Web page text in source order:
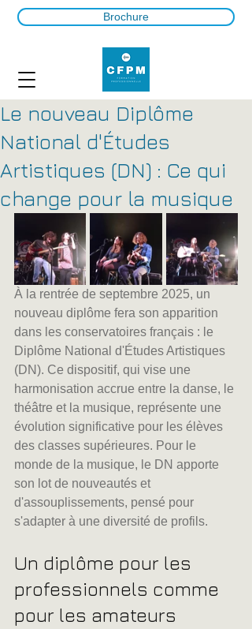
Brochure
Le nouveau Diplôme
National d'Études
Artistiques (DN) : Ce qui
change pour la musique
À la rentrée de septembre 2025, un
nouveau diplôme fera son apparition
dans les conservatoires français : le
Diplôme National d'Études Artistiques
(DN). Ce dispositif, qui vise une
harmonisation accrue entre la danse, le
théâtre et la musique, représente une
évolution significative pour les élèves
des classes supérieures. Pour le
monde de la musique, le DN apporte
son lot de nouveautés et
d'assouplissements, pensé pour
s'adapter à une diversité de profils.
Un diplôme pour les
professionnels comme
pour les amateurs